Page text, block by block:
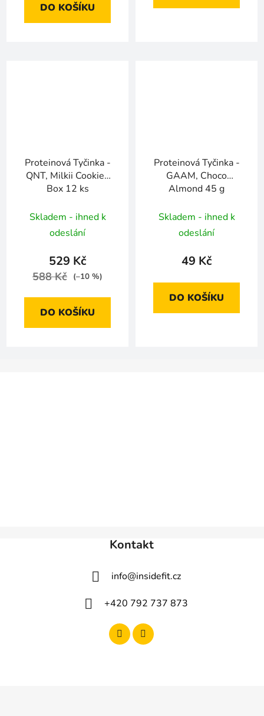
DO KOŠÍKU
Proteinová Tyčinka -
QNT, Milkii Cookies
Box 12 ks
Skladem - ihned k
odeslání
529 Kč
588 Kč (–10 %)
DO KOŠÍKU
Proteinová Tyčinka -
GAAM, Choco
Almond 45 g
Skladem - ihned k
odeslání
49 Kč
DO KOŠÍKU
Kontakt
info@insidefit.cz
+420 792 737 873